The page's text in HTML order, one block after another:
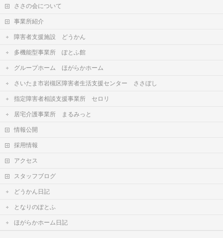
ささの会について
事業所紹介
障害者支援施設 どうかん
多機能型事業所 ぽとふ館
グループホーム ほがらかホーム
さいたま市岩槻区障害者生活支援センター ささぼし
指定障害者相談支援事業所 セロリ
居宅介護事業所 まるみっと
情報公開
採用情報
アクセス
スタッフブログ
どうかん日記
となりのぽとふ
ほがらかホーム日記